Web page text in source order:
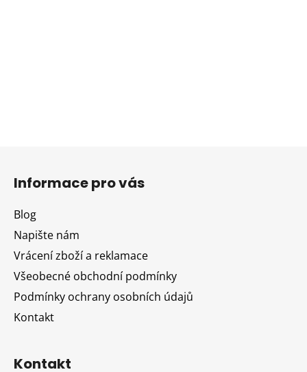
Informace pro vás
Blog
Napište nám
Vrácení zboží a reklamace
Všeobecné obchodní podmínky
Podmínky ochrany osobních údajů
Kontakt
Kontakt